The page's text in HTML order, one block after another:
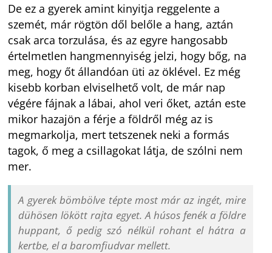
De ez a gyerek amint kinyitja reggelente a
szemét, már rögtön dől belőle a hang, aztán
csak arca torzulása, és az egyre hangosabb
értelmetlen hangmennyiség jelzi, hogy bőg, na
meg, hogy őt állandóan üti az öklével. Ez még
kisebb korban elviselhető volt, de már nap
végére fájnak a lábai, ahol veri őket, aztán este
mikor hazajön a férje a földről még az is
megmarkolja, mert tetszenek neki a formás
tagok, ő meg a csillagokat látja, de szólni nem
mer.
A gyerek bömbölve tépte most már az ingét, mire
dühösen lökött rajta egyet. A húsos fenék a földre
huppant, ő pedig szó nélkül rohant el hátra a
kertbe, el a baromfiudvar mellett.